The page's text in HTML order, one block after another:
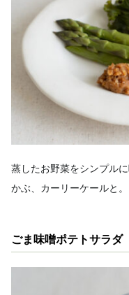
蒸したお野菜をシンプル
かぶ、カーリーケールと。
ごま味噌ポテトサラダ